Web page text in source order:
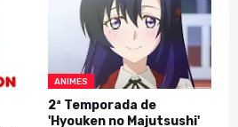
ANIMES
2ª Temporada de
'Hyouken no Majutsushi'